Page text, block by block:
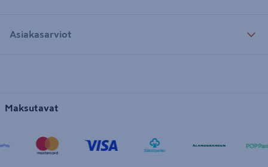
Asiakasarviot
Maksutavat